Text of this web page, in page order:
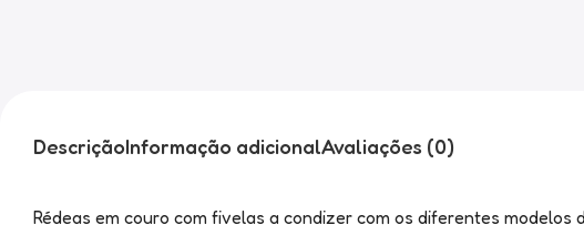
DescriçãoInformação adicionalAvaliações (0)
Rédeas em couro com fivelas a condizer com os diferentes modelos